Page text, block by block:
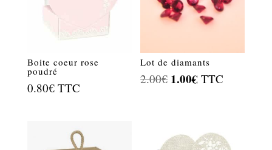
Boite coeur rose
poudré
0.80€ TTC
Lot de diamants
2.00€ Le
2.00€.
1.00€ Le
1.00€.
TTC